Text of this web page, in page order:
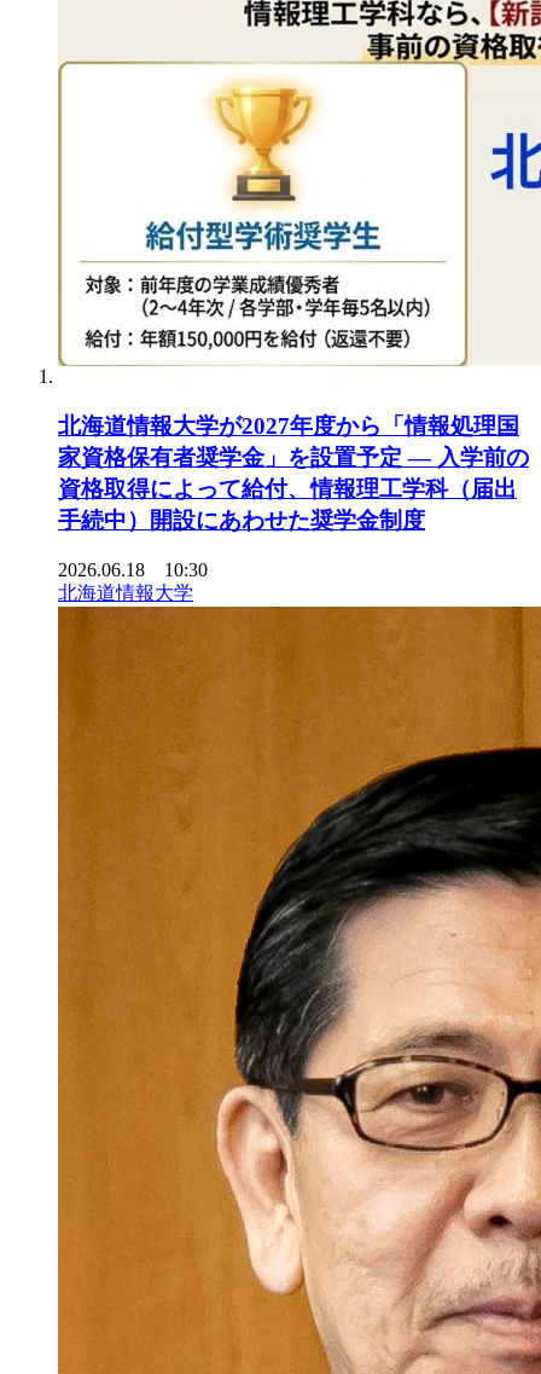
北海道情報大学が2027年度から「情報処理国
家資格保有者奨学金」を設置予定 ― 入学前の
資格取得によって給付、情報理工学科（届出
手続中）開設にあわせた奨学金制度
2026.06.18 10:30
北海道情報大学